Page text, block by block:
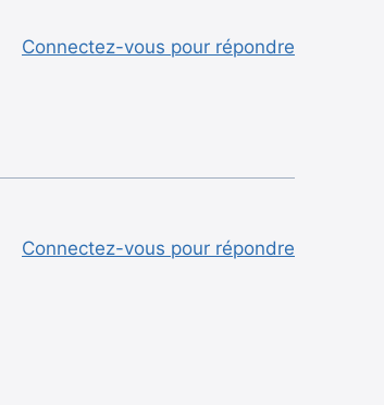
Connectez-vous pour répondre
Connectez-vous pour répondre